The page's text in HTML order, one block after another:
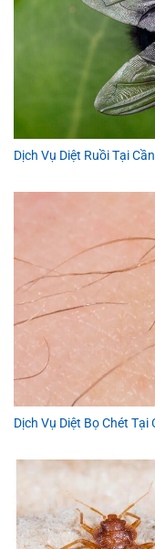
Dịch Vụ Diệt Ruồi Tại
Dịch Vụ Diệt Bọ Chét